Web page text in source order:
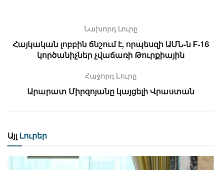
Նախորդ Լուրը
Հայկական լոբբին ճնշում է, որպեսզի ԱՄՆ-ն F-16
կործանիչներ չվաճառի Թուրքիային
Հաջորդ Lուրը
Արարատ Միրզոյանը կայցելի Վրաստան
Այլ Լուրեր